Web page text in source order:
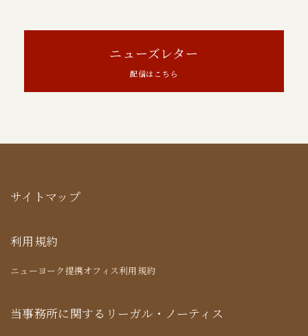
ニューズレター
配信はこちら
サイトマップ
利用規約
ニューヨーク提携オフィス利用規約
当事務所に関するリーガル・ノーティス